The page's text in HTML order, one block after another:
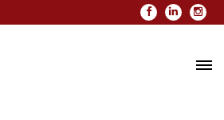
Facebook
LinkedIn